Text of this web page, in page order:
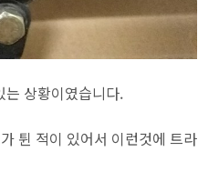
는 상황이였습니다.
튄 적이 있어서 이런것에 트라